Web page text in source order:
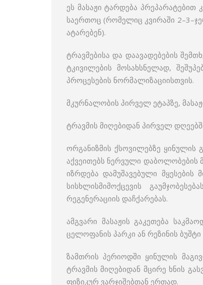
ეს მასაჟი ტარდება
საერთოც (რომელიც კვირაში
ატარებენ).
ტრავმებისა და დაავადებების
ტკივილების მოსახსნელად,
პროცესების ნორმალიზაციისთვის.
მკურნალობის პირველ ეტაპზე,
ტრავმის მიღებიდან პირველ
ორგანიზმის ქსოვილებზე ყინულის
აქვეითებს ნერვული დაბოლობების
იზრდება დამუშავებული მყესების
სისხლისმიმოქცევის
რეგენერაციის დაჩქარებას.
ამგვარი მასაჟის გაკეთება
ცელოფანის პარკი ან რეზინის
ზამთრის პერიოდში ყინულის
ტრავმის მიღებიდან მცირე ხნის
ფიზიკურ ვარჯიშებთან ერთად.